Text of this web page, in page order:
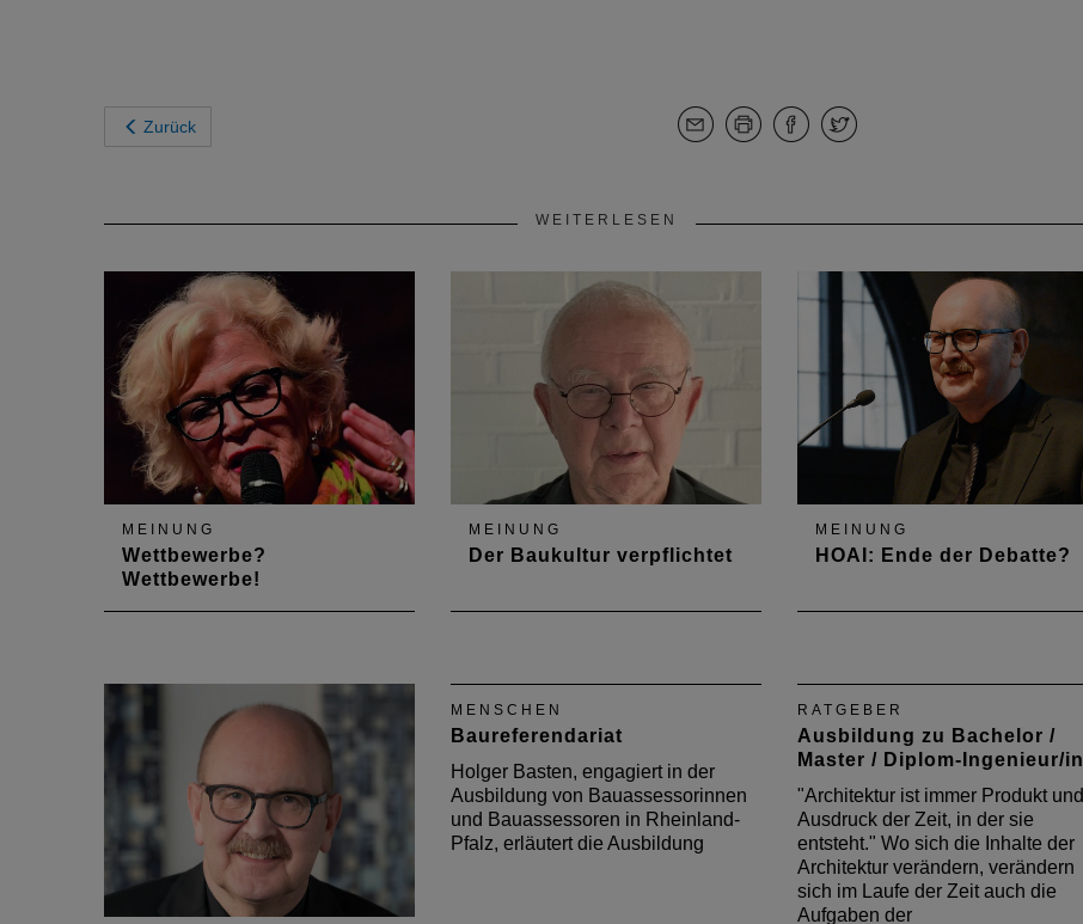
Zurück
WEITERLESEN
MEINUNG
Wettbewerbe?
Wettbewerbe!
Bundesarchitektenkammer,
Barbara Ettinger-Brinckmann,
um ihre Einschätzung gebeten.
MEINUNG
Der Baukultur verpflichtet
MEINUNG
HOAI: Ende der Debatte?
MENSCHEN
Baureferendariat
Holger Basten, engagiert in der
Ausbildung von Bauassessorinnen
und Bauassessoren in Rheinland-
Pfalz, erläutert die Ausbildung
RATGEBER
Ausbildung zu Bachelor /
Master / Diplom-Ingenieur/in
"Architektur ist immer Produkt und
Ausdruck der Zeit, in der sie
entsteht." Wo sich die Inhalte der
Architektur verändern, verändern
sich im Laufe der Zeit auch die
Aufgaben der